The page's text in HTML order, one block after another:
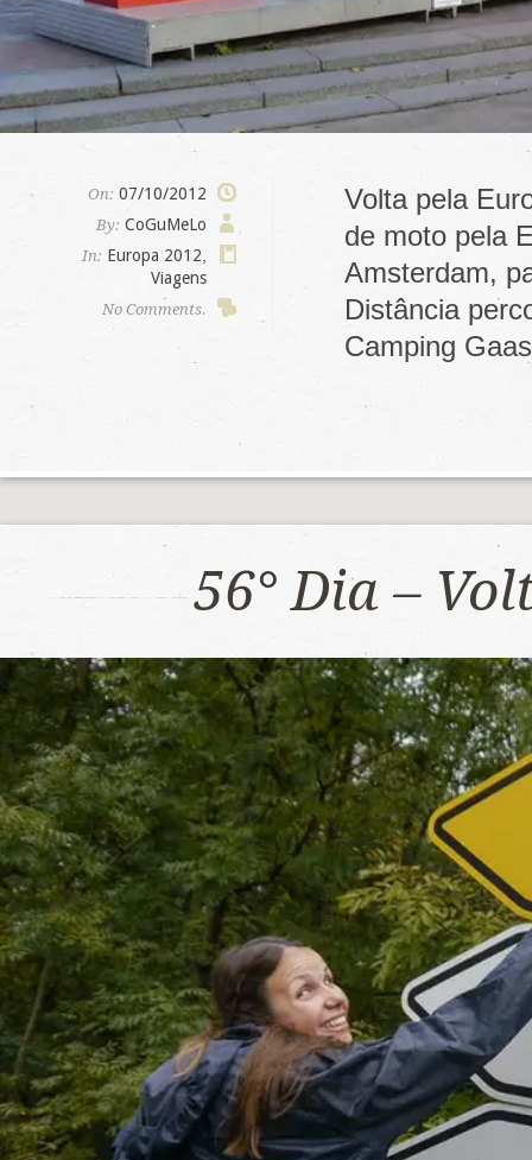
On: 07/10/2012
By: CoGuMeLo
In: Europa 2012
Viagens
No Comments.
Volta pela
de moto pela
Amsterdam,
Distância
Camping
56° Dia –